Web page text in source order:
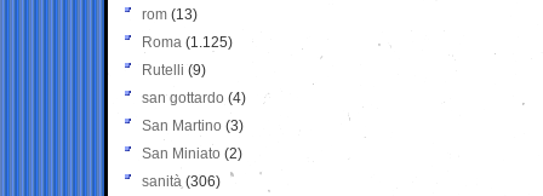
rom (13)
Roma (1.125)
Rutelli (9)
san gottardo (4)
San Martino (3)
San Miniato (2)
sanità (306)